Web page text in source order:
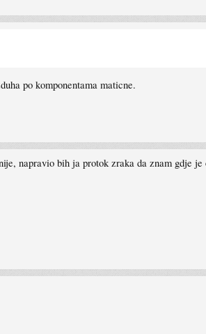
po komponentama maticne.
napravio bih ja protok zraka da znam gdje